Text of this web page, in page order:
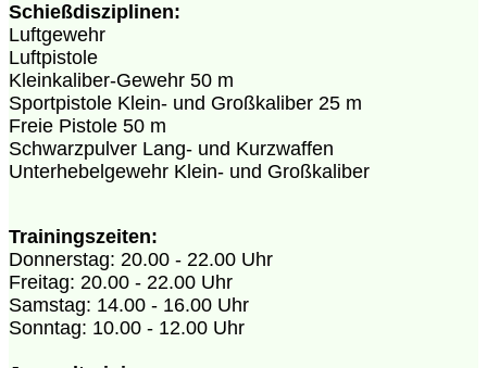
Schießdisziplinen:
Luftgewehr
Luftpistole
Kleinkaliber-Gewehr 50 m
Sportpistole Klein- und Großkaliber 25 m
Freie Pistole 50 m
Schwarzpulver Lang- und Kurzwaffen
Unterhebelgewehr Klein- und Großkaliber
Trainingszeiten:
Donnerstag: 20.00 - 22.00 Uhr
Freitag: 20.00 - 22.00 Uhr
Samstag: 14.00 - 16.00 Uhr
Sonntag: 10.00 - 12.00 Uhr